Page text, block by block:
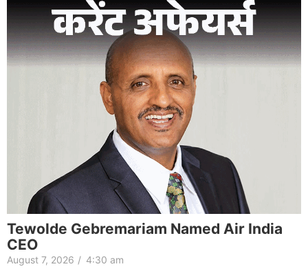
Tewolde Gebremariam Named Air India
CEO
August 7, 2026 / 4:30 am